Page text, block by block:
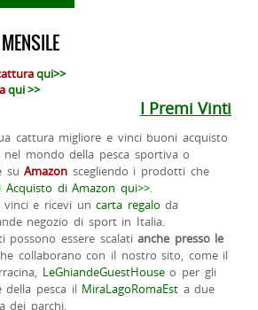
qui>>
qui >>
I Premi Vinti
cattura migliore e vinci buoni acquisto
nel mondo della pesca sportiva o
suAmazon scegliendo i prodotti che
Acquisto di Amazon qui>>.
vinci e ricevi uncarta regalo da
negozio di sport in Italia.
possono essere scalatianche presso le
collaborano con il nostro sito, come il
LeGhiandeGuestHouseo per gli
della pesca il MiraLagoRomaEst a due
dei parchi.